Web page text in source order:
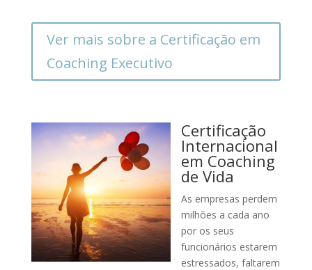
Ver mais sobre a Certificação em
Coaching Executivo
Certificação
Internacional
em Coaching
de Vida
As empresas perdem
milhões a cada ano
por os seus
funcionários estarem
estressados, faltarem